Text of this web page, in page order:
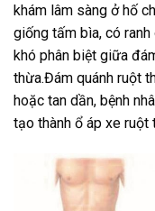
khám lâm sàng ở hố
giống tấm bìa, có
khó phân biệt giữa
thừa.Đám quánh ruột
hoặc tan dần, bệnh
tạo thành ổ áp xe ruột